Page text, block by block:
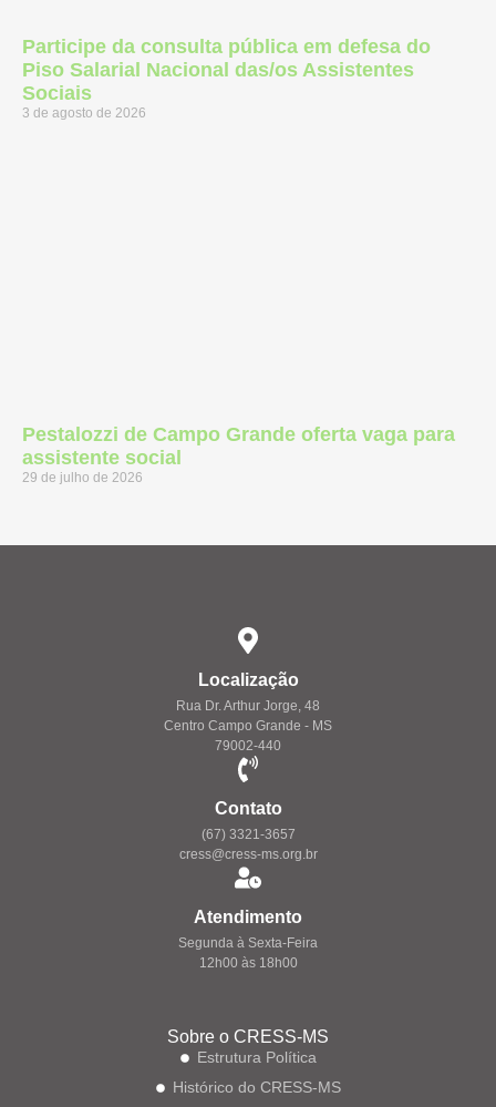
Participe da consulta pública em defesa do
Piso Salarial Nacional das/os Assistentes
Sociais
3 de agosto de 2026
Pestalozzi de Campo Grande oferta vaga para
assistente social
29 de julho de 2026
Localização
Rua Dr. Arthur Jorge, 48
Centro Campo Grande - MS
79002-440
Contato
(67) 3321-3657
cress@cress-ms.org.br
Atendimento
Segunda à Sexta-Feira
12h00 às 18h00
Sobre o CRESS-MS
Estrutura Política
Histórico do CRESS-MS